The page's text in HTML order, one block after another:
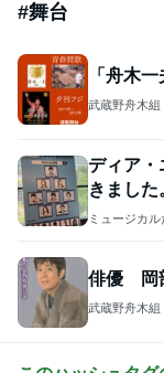
#舞台
「舟木
武蔵野舟木
ディア
きました
ミュージカル
俳優 岡
武蔵野舟木